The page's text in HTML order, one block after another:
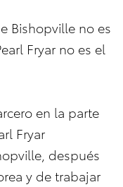
Bishopville no es
Fryar no es el
en la parte
Fryar
después
y de trabajar